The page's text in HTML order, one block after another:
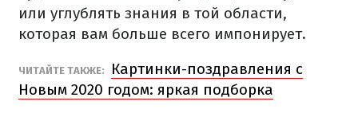
или углублять знания в той области,
которая вам больше всего импонирует.
ЧИТАЙТЕ ТАКЖЕ:
Картинки-поздравления с
Новым 2020 годом: яркая подборка